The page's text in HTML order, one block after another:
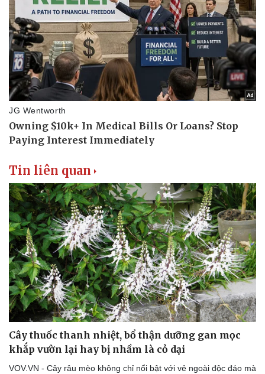
Bóng đá
Lịch thi đấu bóng đá
Thế giới thể thao
eSports
Hậu trường
Ô tô
Xe máy
Tư vấn
Tin liên quan
Cây thuốc thanh nhiệt, bổ thận dưỡng gan mọc
khắp vườn lại hay bị nhầm là cỏ dại
VOV.VN - Cây râu mèo không chỉ nổi bật với vẻ ngoài độc đáo mà